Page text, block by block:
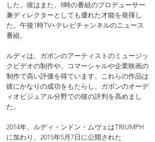
した。彼はまた、8時の番組のプロデューサー
兼ディレクターとしても優れた才能を発揮し
た。午後1時TV+テレビチャンネルのニュース
番組。
ルディは、ガボンのアーティストのミュージッ
クビデオの制作や、コマーシャルや企業映画の
制作で高い評価を得ています。これらの作品は
彼にかなりの成功をもたらし、ガボンのオーデ
ィオビジュアル分野での彼の評判を高めまし
た。
2014年、ルディ・ンドン・ムヴェはTRIUMPH
に加わり、2015年5月7日に公開された